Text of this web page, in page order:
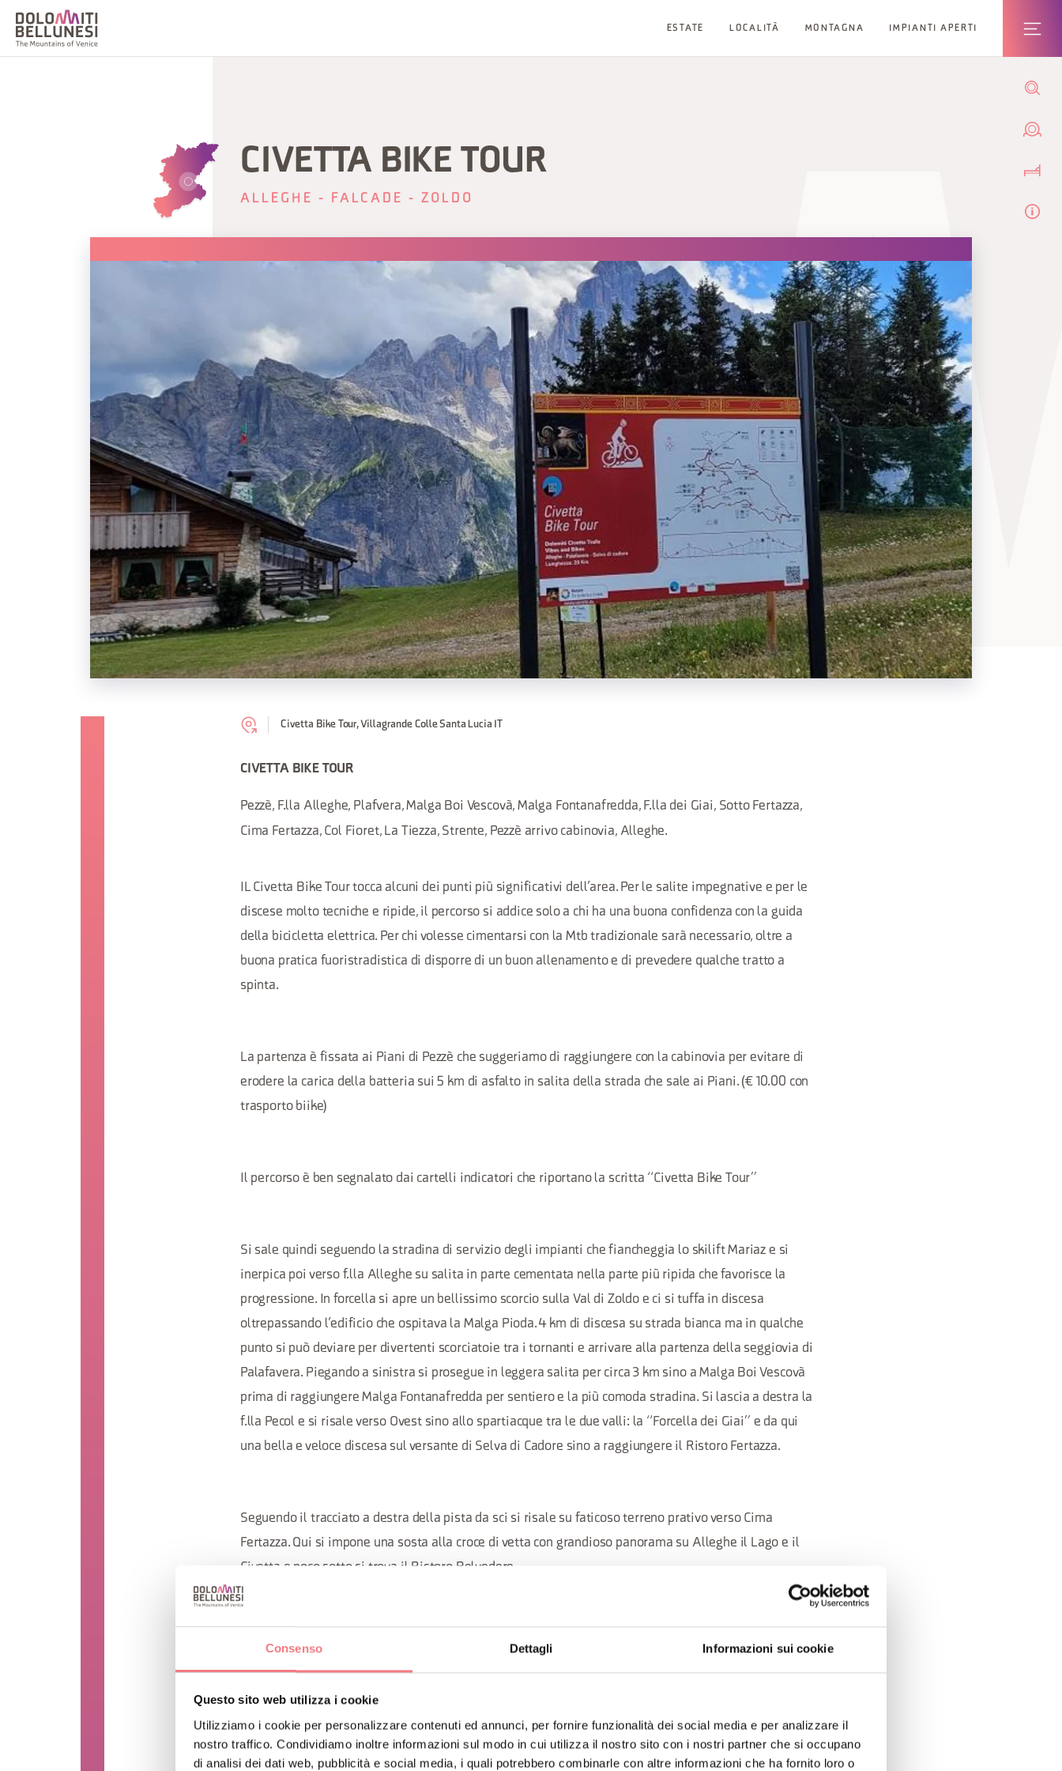
Consenso Dettagli Informazioni sui cookie
Questo sito web utilizza i cookie
Utilizziamo i cookie per personalizzare contenuti ed annunci, per fornire funzionalità dei social media e per analizzare il
nostro traffico. Condividiamo inoltre informazioni sul modo in cui utilizza il nostro sito con i nostri partner che si occupano
di analisi dei dati web, pubblicità e social media, i quali potrebbero combinarle con altre informazioni che ha fornito loro o
ESTATE LOCALITÀ MONTAGNA IMPIANTI APERTI
CIVETTA BIKE TOUR
ALLEGHE - FALCADE - ZOLDO
Civetta Bike Tour, Villagrande Colle Santa Lucia IT
CIVETTA BIKE TOUR
Pezzè, F.lla Alleghe, Plafvera, Malga Boi Vescovà, Malga Fontanafredda, F.lla dei Giai, Sotto Fertazza,
Cima Fertazza, Col Fioret, La Tiezza, Strente, Pezzè arrivo cabinovia, Alleghe.
IL Civetta Bike Tour tocca alcuni dei punti più significativi dell’area. Per le salite impegnative e per le
discese molto tecniche e ripide, il percorso si addice solo a chi ha una buona confidenza con la guida
della bicicletta elettrica. Per chi volesse cimentarsi con la Mtb tradizionale sarà necessario, oltre a
buona pratica fuoristradistica di disporre di un buon allenamento e di prevedere qualche tratto a
spinta.
La partenza è fissata ai Piani di Pezzè che suggeriamo di raggiungere con la cabinovia per evitare di
erodere la carica della batteria sui 5 km di asfalto in salita della strada che sale ai Piani. (€ 10.00 con
trasporto biike)
Il percorso è ben segnalato dai cartelli indicatori che riportano la scritta “Civetta Bike Tour”
Si sale quindi seguendo la stradina di servizio degli impianti che fiancheggia lo skilift Mariaz e si
inerpica poi verso f.lla Alleghe su salita in parte cementata nella parte più ripida che favorisce la
progressione. In forcella si apre un bellissimo scorcio sulla Val di Zoldo e ci si tuffa in discesa
oltrepassando l’edificio che ospitava la Malga Pioda. 4 km di discesa su strada bianca ma in qualche
punto si può deviare per divertenti scorciatoie tra i tornanti e arrivare alla partenza della seggiovia di
Palafavera. Piegando a sinistra si prosegue in leggera salita per circa 3 km sino a Malga Boi Vescovà
prima di raggiungere Malga Fontanafredda per sentiero e la più comoda stradina. Si lascia a destra la
f.lla Pecol e si risale verso Ovest sino allo spartiacque tra le due valli: la “Forcella dei Giai” e da qui
una bella e veloce discesa sul versante di Selva di Cadore sino a raggiungere il Ristoro Fertazza.
Seguendo il tracciato a destra della pista da sci si risale su faticoso terreno prativo verso Cima
Fertazza. Qui si impone una sosta alla croce di vetta con grandioso panorama su Alleghe il Lago e il
Civetta e poco sotto si trova il Ristoro Belvedere.